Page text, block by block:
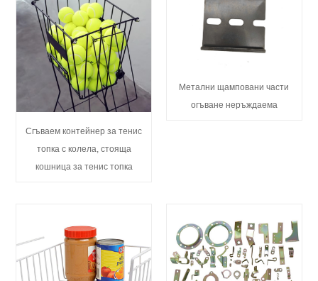
Сгъваем контейнер за тенис
топка с колела, стояща
кошница за тенис топка
Метални щамповани части
огъване неръждаема